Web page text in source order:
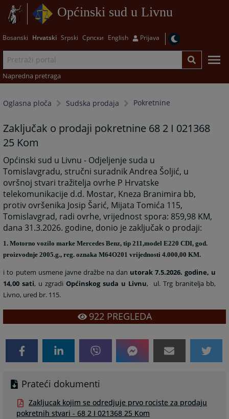
Općinski sud u Livnu
Bosanski Hrvatski Srpski Српски English Prijava
Napredna pretraga
Oglasna ploča Sudska prodaja Pokretnine
Zaključak o prodaji pokretnine 68 2 I 021368
25 Kom
Općinski sud u Livnu - Odjeljenje suda u
Tomislavgradu, stručni suradnik Andrea Šoljić, u
ovršnoj stvari tražitelja ovrhe P Hrvatske
telekomunikacije d.d. Mostar, Kneza Branimira bb,
protiv ovršenika Josip Šarić, Mijata Tomića 115,
Tomislavgrad, radi ovrhe, vrijednost spora: 859,98 KM,
dana 31.3.2026. godine, donio je zaključak o prodaji:
1. Motorno vozilo marke Mercedes Benz, tip 211,model E220 CDI, god.
proizvodnje 2005.g., reg. oznaka M64O201 vrijednosti4.000,00 KM.
i to putem usmene javne dražbe na dan utorak 7.5.2026. godine, u
14,00 sati, u zgradi Općinskog suda u Livnu,
ul. Trg branitelja bb,
Livno, ured br. 115.
922PREGLEDA
Prateći dokumenti
Zakljucak kojim se odredjuje prvo rociste za prodaju
pokretnih stvari - 68 2 I 021368 25 Kom